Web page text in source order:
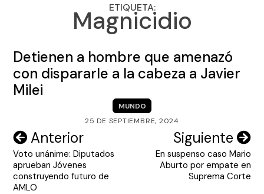
OPINIÓN
ENGLISH SECTION
ETIQUETA:
Magnicidio
Detienen a hombre que amenazó
con dispararle a la cabeza a Javier
Milei
MUNDO
25 DE SEPTIEMBRE, 2024
Navegación
de
entradas
Anterior
Voto unánime: Diputados
aprueban Jóvenes
construyendo futuro de
AMLO
Siguiente
En suspenso caso Mario
Aburto por empate en
Suprema Corte